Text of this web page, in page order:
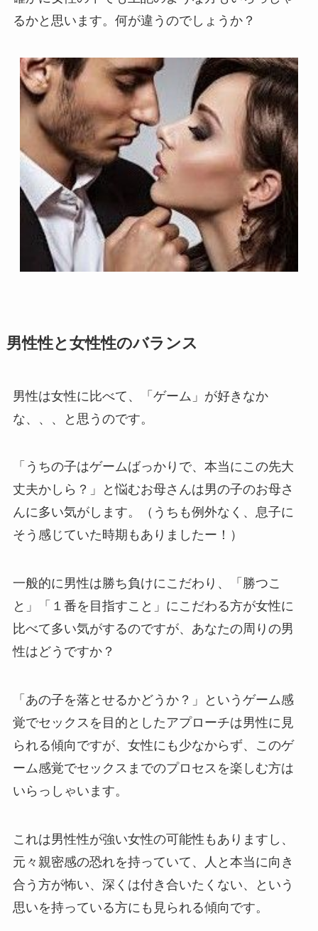
るかと思います。何が違うのでしょうか？
男性性と女性性のバランス
男性は女性に比べて、「ゲーム」が好きなか
な、、、と思うのです。
「うちの子はゲームばっかりで、本当にこの先大
丈夫かしら？」と悩むお母さんは男の子のお母さ
んに多い気がします。（うちも例外なく、息子に
そう感じていた時期もありましたー！）
一般的に男性は勝ち負けにこだわり、「勝つこ
と」「１番を目指すこと」にこだわる方が女性に
比べて多い気がするのですが、あなたの周りの男
性はどうですか？
「あの子を落とせるかどうか？」というゲーム感
覚でセックスを目的としたアプローチは男性に見
られる傾向ですが、女性にも少なからず、このゲ
ーム感覚でセックスまでのプロセスを楽しむ方は
いらっしゃいます。
これは男性性が強い女性の可能性もありますし、
元々親密感の恐れを持っていて、人と本当に向き
合う方が怖い、深くは付き合いたくない、という
思いを持っている方にも見られる傾向です。